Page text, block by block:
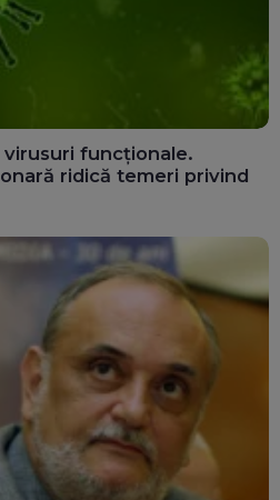
funcționale.
ridică temeri privind